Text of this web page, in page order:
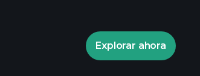
Playtrade
Explorar ahora